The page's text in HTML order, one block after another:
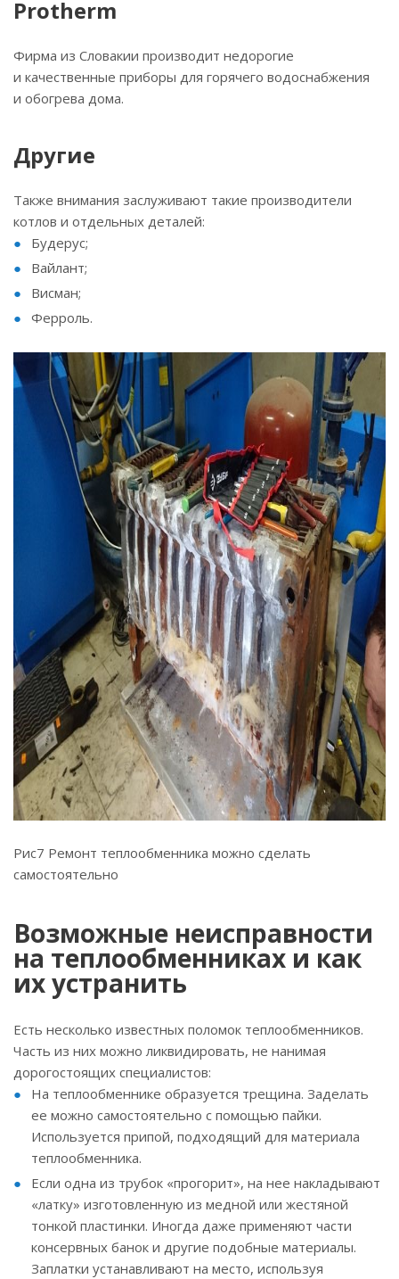
Protherm
Фирма из Словакии производит недорогие
и качественные приборы для горячего водоснабжения
и обогрева дома.
Другие
Также внимания заслуживают такие производители
котлов и отдельных деталей:
Будерус;
Вайлант;
Висман;
Ферроль.
Рис7 Ремонт теплообменника можно сделать
самостоятельно
Возможные неисправности
на теплообменниках и как
их устранить
Есть несколько известных поломок теплообменников.
Часть из них можно ликвидировать, не нанимая
дорогостоящих специалистов:
На теплообменнике образуется трещина. Заделать
ее можно самостоятельно с помощью пайки.
Используется припой, подходящий для материала
теплообменника.
Если одна из трубок «прогорит», на нее накладывают
«латку» изготовленную из медной или жестяной
тонкой пластинки. Иногда даже применяют части
консервных банок и другие подобные материалы.
Заплатки устанавливают на место, используя